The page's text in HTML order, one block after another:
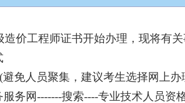
造价工程师证书开始办理，现将有
免人员聚集，建议考生选择网上办
务网-------搜索----专业技术人员资